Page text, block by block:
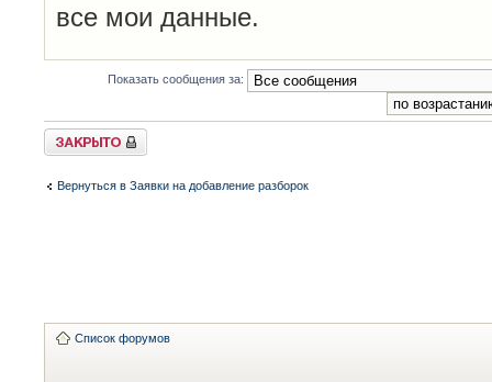
все мои данные.
Показать сообщения за:
Закрыто
Вернуться в Заявки на добавление разборок
Список форумов